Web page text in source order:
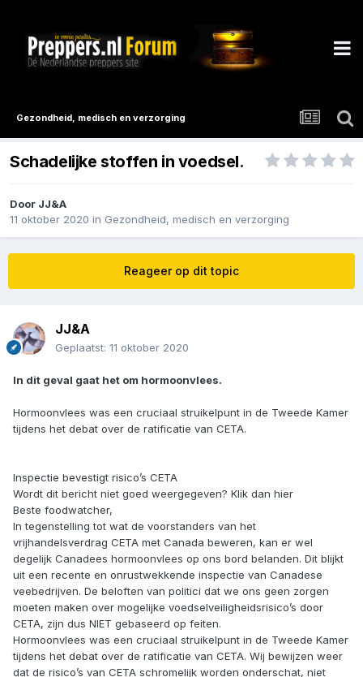
Gezondheid, medisch en verzorging
Schadelijke stoffen in voedsel.
Door JJ&A
11 oktober 2020 in Gezondheid, medisch en verzorging
Reageer op dit topic
JJ&A
Geplaatst: 11 oktober 2020
In dit geval gaat het om hormoonvlees.
Hormoonvlees was een cruciaal struikelpunt in de Tweede Kamer
tijdens het debat over de ratificatie van CETA.
Inspectie bevestigt risico’s CETA
Wordt dit bericht niet goed weergegeven? Klik dan hier
Beste foodwatcher,
In tegenstelling tot wat de voorstanders van het
vrijhandelsverdrag CETA met Canada beweren, kan er wel
degelijk Canadees hormoonvlees op ons bord belanden. Dit blijkt
uit een recente en onrustwekkende inspectie van Canadese
veebedrijven. De beloften van politici dat we ons geen zorgen
moeten maken over mogelijke voedselveiligheidsrisico’s door
CETA, zijn dus NIET gebaseerd op feiten.
Hormoonvlees was een cruciaal struikelpunt in de Tweede Kamer
tijdens het debat over de ratificatie van CETA. Wij bewijzen weer
dat de risico’s van CETA schromelijk worden onderschat, niet